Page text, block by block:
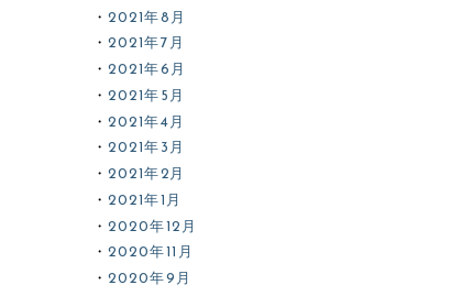
2021年8月
2021年7月
2021年6月
2021年5月
2021年4月
2021年3月
2021年2月
2021年1月
2020年12月
2020年11月
2020年9月